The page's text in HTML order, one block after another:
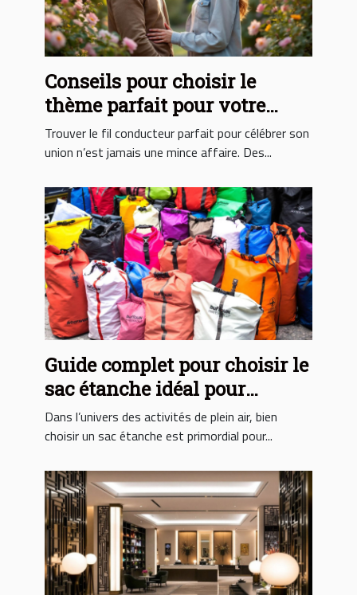
Conseils pour choisir le
thème parfait pour votre
mariage
Trouver le fil conducteur parfait pour célébrer son
union n’est jamais une mince affaire. Des...
Guide complet pour choisir le
sac étanche idéal pour
chaque activité
Dans l’univers des activités de plein air, bien
choisir un sac étanche est primordial pour...